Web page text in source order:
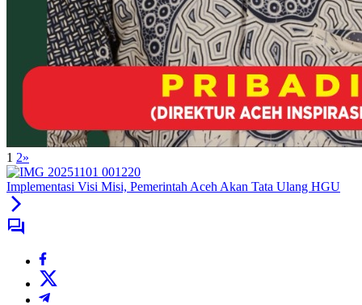
1 2»
Implementasi Visi Misi, Pemerintah Aceh Akan Tata Ulang HGU